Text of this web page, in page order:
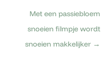
Met een passiebloem
snoeien filmpje wordt
snoeien makkelijker →